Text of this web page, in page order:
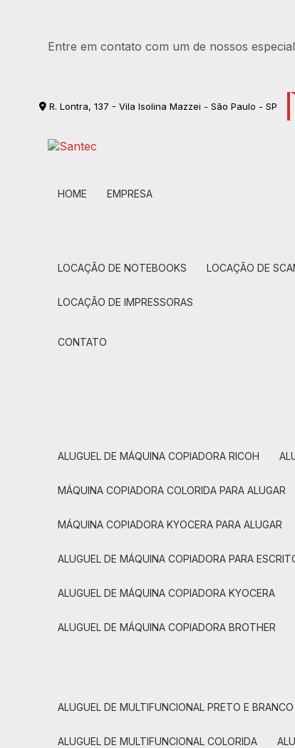
Entre em contato com um de nossos
R. Lontra, 137 - Vila Isolina Mazzei - São Paulo - SP
HOME EMPRESA
LOCAÇÃO DE NOTEBOOKS LOCAÇÃO DE
LOCAÇÃO DE IMPRESSORAS
CONTATO
ALUGUEL DE MÁQUINA COPIADORA RICOH
MÁQUINA COPIADORA COLORIDA PARA ALUGAR
MÁQUINA COPIADORA KYOCERA PARA ALUGAR
ALUGUEL DE MÁQUINA COPIADORA PARA
ALUGUEL DE MÁQUINA COPIADORA KYOCERA
ALUGUEL DE MÁQUINA COPIADORA BROTHER
ALUGUEL DE MULTIFUNCIONAL PRETO E BRANCO
ALUGUEL DE MULTIFUNCIONAL COLORIDA